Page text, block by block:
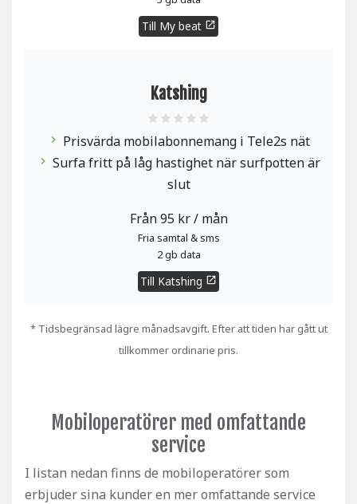
Till My beat open_in_new
Katshing
chevron_right Prisvärda mobilabonnemang i Tele2s nät
chevron_right Surfa fritt på låg hastighet när surfpotten är
slut
Från 95 kr / mån
Fria samtal & sms
2 gb data
Till Katshing open_in_new
* Tidsbegränsad lägre månadsavgift. Efter att tiden har gått ut
tillkommer ordinarie pris.
Mobiloperatörer med omfattande
service
I listan nedan finns de mobiloperatörer som
erbjuder sina kunder en mer omfattande service